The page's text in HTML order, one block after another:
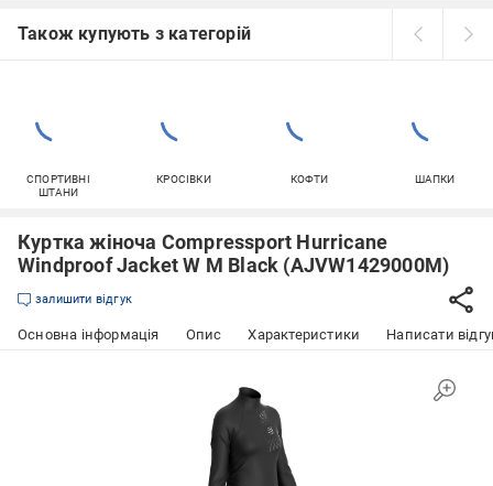
Також купують з категорій
СПОРТИВНІ
ШТАНИ
КРОСІВКИ КОФТИ ШАПКИ
Куртка жіноча Compressport Hurricane
Windproof Jacket W M Black (AJVW1429000M)
залишити відгук
Основна інформація Опис Характеристики Написати